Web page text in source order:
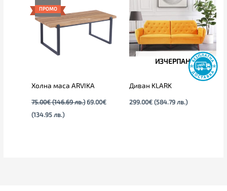
ПРОМО
Холна маса ARVIKA
75.00€ (146.69 лв.)
75.00€
(146.69
лв.).
69.00€
(134.95 лв.)
е:
69.00€
(134.95
ИЗЧЕРПАН
Диван KLARK
299.00€ (584.79 лв.)